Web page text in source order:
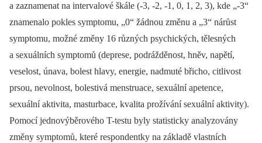
a zaznamenat na intervalové škále (-3, -2, -1, 0, 1, 2, 3), kde „-3“
znamenalo pokles symptomu, „0“ žádnou změnu a „3“ nárůst
symptomu, možné změny 16 různých psychických, tělesných
a sexuálních symptomů (deprese, podrážděnost, hněv, napětí,
veselost, únava, bolest hlavy, energie, nadmuté břicho, citlivost
prsou, nevolnost, bolestivá menstruace, sexuální apetence,
sexuální aktivita, masturbace, kvalita prožívání sexuální aktivity).
Pomocí jednovýběrového T-testu byly statisticky analyzovány
změny symptomů, které respondentky na základě vlastních